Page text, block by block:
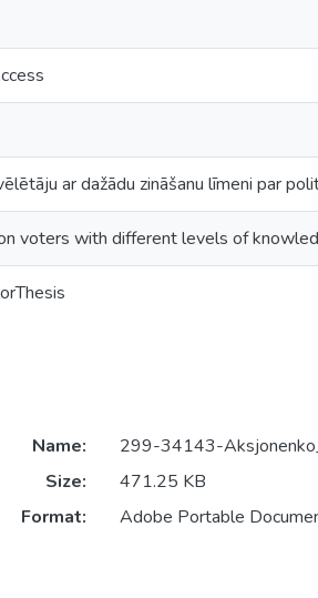
ar dažādu zināšanu līmeni par
voters with different levels of
Name:
299-34143-
Size:
471.25 KB
Format:
Adobe Portable